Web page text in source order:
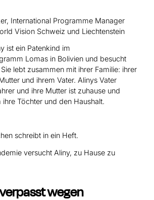
International Programme Manager
Vision Schweiz und Liechtenstein
ist ein Patenkind im
Lomas in Bolivien und besucht
lebt zusammen mit ihrer Familie: ihrer
und ihrem Vater. Alinys Vater
und ihre Mutter ist zuhause und
Töchter und den Haushalt.
versucht Aliny, zu Hause zu
wegen